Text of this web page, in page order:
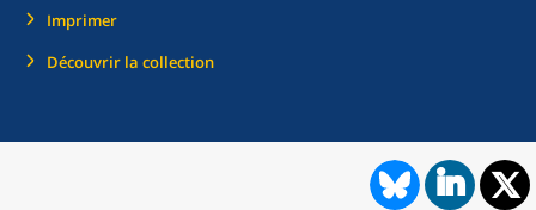
Imprimer
Découvrir la collection